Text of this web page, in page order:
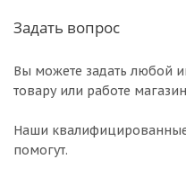
Задать вопрос
Вы можете задать любой
товару или работе
Наши
помогут.